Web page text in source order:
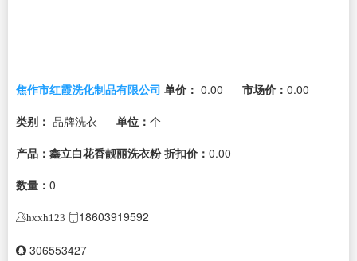
焦作市红霞洗化制品有限公司 单价： 0.00 市场价： 0.00
类别： 品牌洗衣 单位： 个
产品：鑫立白花香靓丽洗衣粉 折扣价： 0.00
数量： 0
hxxh123 18603919592
306553427